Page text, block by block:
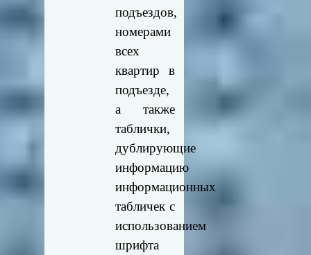
подъездов,
номерами
всех
квартир в
подъезде,
а также
таблички,
дублирующие
информацию
информационных
табличек с
использованием
шрифта